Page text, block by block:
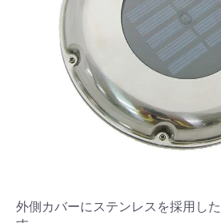
外側カバーにステンレスを採用し